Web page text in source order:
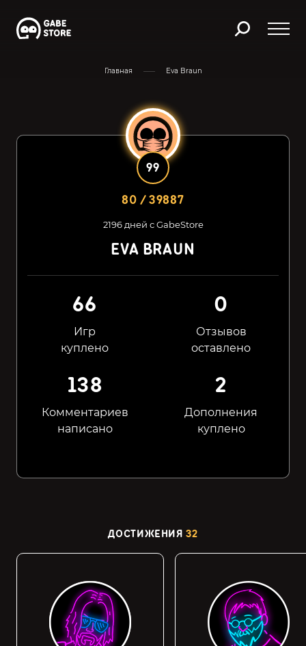
Главная Eva Braun
80 / 39887
99
2196 дней с GabeStore
EVA BRAUN
66
Игр
куплено
0
Отзывов
оставлено
138
Комментариев
написано
2
Дополнения
куплено
ДОСТИЖЕНИЯ32